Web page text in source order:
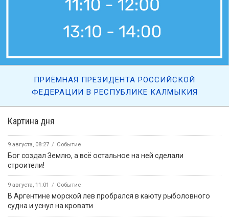
Картина дня
9 августа, 08:27 Событие
Бог создал Землю, а всё остальное на ней сделали
строители!
9 августа, 11:01 Событие
В Аргентине морской лев пробрался в каюту рыболовного
судна и уснул на кровати
ПРИЁМНАЯ ПРЕЗИДЕНТА РОССИЙСКОЙ
ФЕДЕРАЦИИ В РЕСПУБЛИКЕ КАЛМЫКИЯ